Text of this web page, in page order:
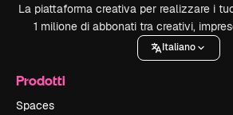
La piattaforma creativa per realizzare i
1 milione di abbonati tra creativi,
Italiano
Prodotti
Spaces